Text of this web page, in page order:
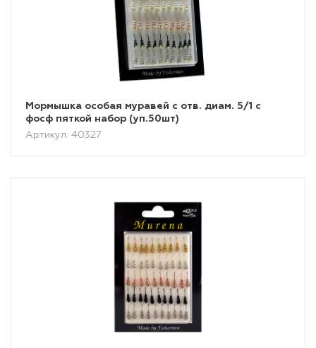
Мормышка особая муравей с отв. диам. 5/1 с
фосф пяткой набор (уп.50шт)
Артикул: 40327